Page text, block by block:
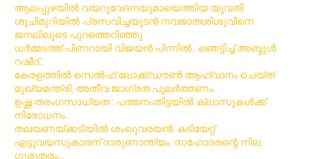
ആലപ്പുഴയിൽ വയറുവേദനയുമായെത്തിയ യുവതി
ശുചിമുറിയിൽ പ്രസവിച്ചയുടൻ നവജാതശിശുവിനെ
ജനലിലൂടെ പുറത്തെറിഞ്ഞു
ധര്‍മ്മടത്ത് പിണറായി വിജയന്‍ പിന്നില്‍.. ഞെട്ടിച്ച് അബ്ദുൾ
റഷീദ്..
കേരളത്തിൽ സെൽഫ് ലോക്ക്ഡൗൺ ആഹ്വാനം ചെയ്ത്
മുഖ്യമന്ത്രി, അതീവ ജാഗ്രത പുലർത്തണം..
ഉഷ്ണ തരംഗസാധ്യത : പത്തനംതിട്ടയില്‍ ക്ലാസുകള്‍ക്ക്
നിരോധനം..
തലയണയ്ക്കടിയില്‍ ശംഖുവരയന്‍; കടിയേറ്റ്
എട്ടുവയസുകാരന് ദാരുണാന്ത്യം, സഹോദരന്റെ നില
ഗുരുതരം…